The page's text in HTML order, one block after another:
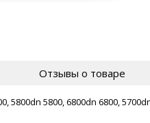
Отзывы о товаре
5800dn 5800, 6800dn 6800,